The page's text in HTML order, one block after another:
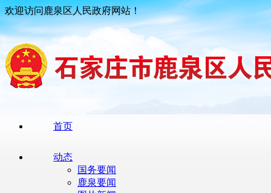
欢迎访问鹿泉区人民政府网站！
首页
动态
国务要闻
鹿泉要闻